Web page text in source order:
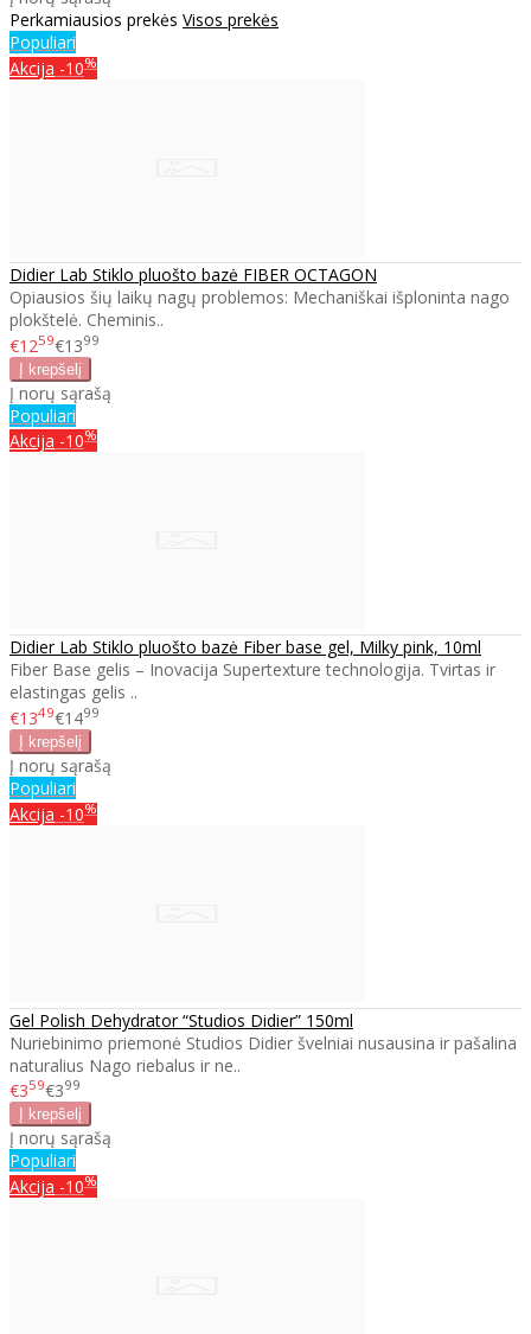
Perkamiausios prekės Visos prekės
Populiari
Akcija -10%
Didier Lab Stiklo pluošto bazė FIBER OCTAGON
Opiausios šių laikų nagų problemos: Mechaniškai išploninta nago
plokštelė. Cheminis..
€1259€1399
Į norų sąrašą
Populiari
Akcija -10%
Didier Lab Stiklo pluošto bazė Fiber base gel, Milky pink, 10ml
Fiber Base gelis – Inovacija Supertexture technologija. Tvirtas ir
elastingas gelis ..
€1349€1499
Į norų sąrašą
Populiari
Akcija -10%
Gel Polish Dehydrator “Studios Didier” 150ml
Nuriebinimo priemonė Studios Didier švelniai nusausina ir pašalina
naturalius Nago riebalus ir ne..
€359€399
Į norų sąrašą
Populiari
Akcija -10%